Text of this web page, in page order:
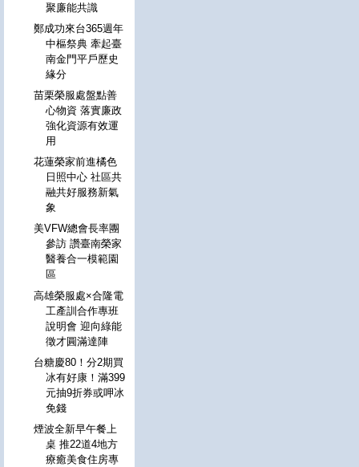
聚廉能共識
鄭成功來台365週年
中樞祭典 牽起臺
南金門平戶歷史
緣分
苗栗榮服處盤點善
心物資 落實廉政
強化資源有效運
用
花蓮榮家前進橘色
日照中心 社區共
融共好服務新氣
象
美VFW總會長率團
參訪 讚臺南榮家
醫養合一模範園
區
高雄榮服處×合隆電
工產訓合作專班
說明會 迎向綠能
徵才圓滿達陣
台糖慶80！分2期買
冰有好康！滿399
元抽9折券或呷冰
免錢
煙波全新早午餐上
桌 推22道4地方
療癒美食住房專